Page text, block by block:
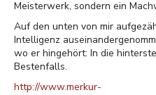
Meisterwerk, sondern ein
Auf den unten von mir
Intelligenz
wo er hingehört: In die
Bestenfalls.
http://www.merkur-